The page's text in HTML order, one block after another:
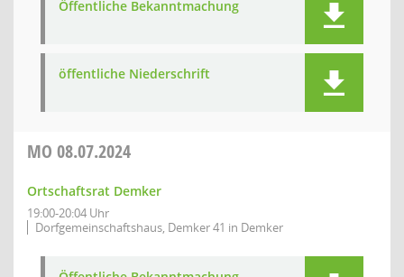
Öffentliche Bekanntmachung
öffentliche Niederschrift
MO 08.07.2024
Ortschaftsrat Demker
19:00-20:04 Uhr
Dorfgemeinschaftshaus, Demker 41 in Demker